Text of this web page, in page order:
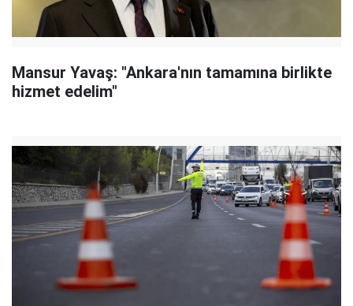
Mansur Yavaş: "Ankara'nın tamamına birlikte
hizmet edelim"